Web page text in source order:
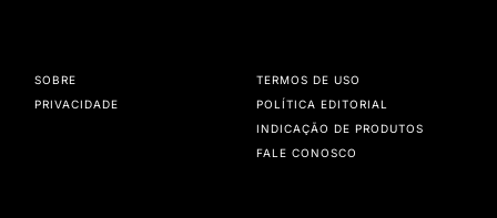
SOBRE
PRIVACIDADE
TERMOS DE USO
POLÍTICA EDITORIAL
INDICAÇÃO DE PRODUTOS
FALE CONOSCO